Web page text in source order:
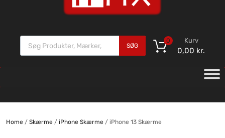
SØG
Kurv
0,00 kr.
0
Home/ Skærme/ iPhone Skærme/ iPhone 13 Skærme